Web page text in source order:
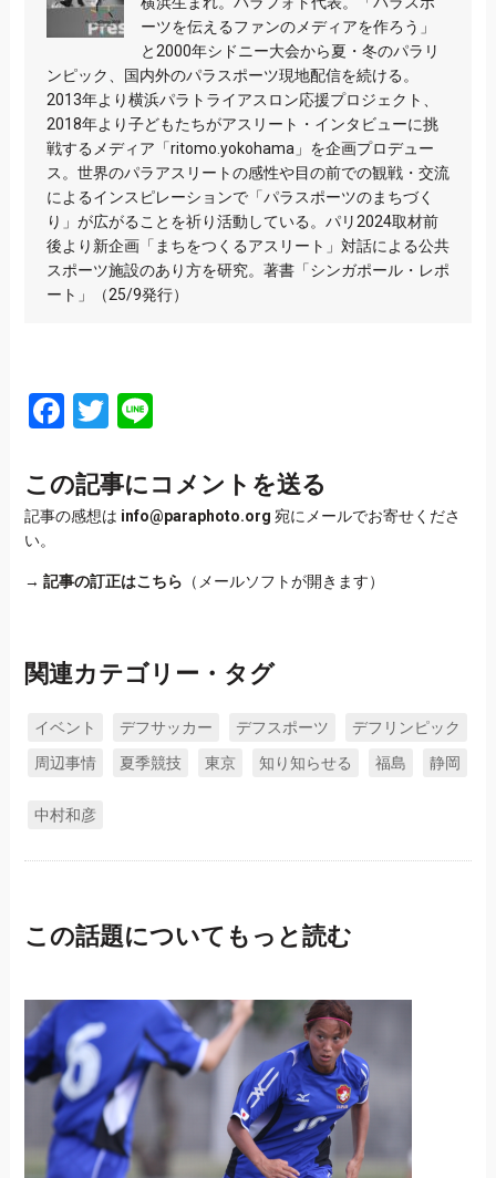
ーツを伝えるファンのメディアを作ろう」
と2000年シドニー大会から夏・冬のパラリ
ンピック、国内外のパラスポーツ現地配信を続ける。
2013年より横浜パラトライアスロン応援プロジェクト、
2018年より子どもたちがアスリート・インタビューに挑
戦するメディア「ritomo.yokohama」を企画プロデュー
ス。世界のパラアスリートの感性や目の前での観戦・交流
によるインスピレーションで「パラスポーツのまちづく
り」が広がることを祈り活動している。パリ2024取材前
後より新企画「まちをつくるアスリート」対話による公共
スポーツ施設のあり方を研究。著書「シンガポール・レポ
ート」（25/9発行）
Facebook
Twitter
Line
この記事にコメントを送る
記事の感想は info@paraphoto.org 宛にメールでお寄せくださ
い。
→ 記事の訂正はこちら （メールソフトが開きます）
関連カテゴリー・タグ
イベント デフサッカー デフスポーツ
デフリンピック
周辺事情
夏季競技 東京 知り知らせる 福島 静岡
中村和彦
この話題についてもっと読む